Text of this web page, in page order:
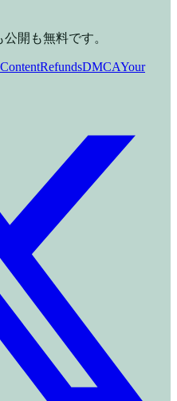
開も無料です。
ContentRefundsDMCAYour